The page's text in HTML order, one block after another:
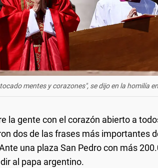
mentes y corazones", se dijo en la homilía
la gente con el corazón abierto a
dos de las frases más importantes
una plaza San Pedro con más
al papa argentino.